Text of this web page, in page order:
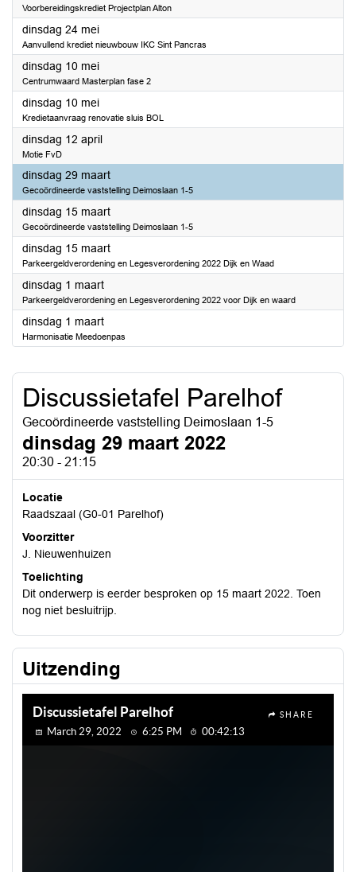
Voorbereidingskrediet Projectplan Alton
dinsdag 24 mei2022
Aanvullend krediet nieuwbouw IKC Sint Pancras
dinsdag 10 mei2022
Centrumwaard Masterplan fase 2
dinsdag 10 mei2022
Kredietaanvraag renovatie sluis BOL
dinsdag 12 april2022
Motie FvD
dinsdag 29 maart2022
Gecoördineerde vaststelling Deimoslaan 1-5
dinsdag 15 maart2022
Gecoördineerde vaststelling Deimoslaan 1-5
dinsdag 15 maart2022
Parkeergeldverordening en Legesverordening 2022 Dijk en Waad
dinsdag 1 maart2022
Parkeergeldverordening en Legesverordening 2022 voor Dijk en waard
dinsdag 1 maart2022
Harmonisatie Meedoenpas
Discussietafel Parelhof
Gecoördineerde vaststelling Deimoslaan 1-5
dinsdag 29 maart 2022
20:30 - 21:15
Locatie
Raadszaal (G0-01 Parelhof)
Voorzitter
J. Nieuwenhuizen
Toelichting
Dit onderwerp is eerder besproken op 15 maart 2022. Toen
nog niet besluitrijp.
Uitzending